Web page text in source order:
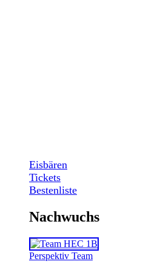
Eisbären
Tickets
Bestenliste
Nachwuchs
Perspektiv Team